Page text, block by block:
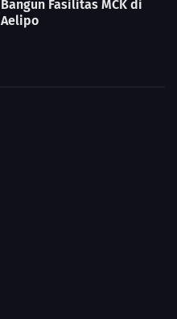
Bangun Fasilitas MCK di
Aelipo